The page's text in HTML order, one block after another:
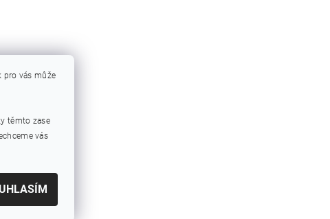
pro vás může
těmto zase
vás